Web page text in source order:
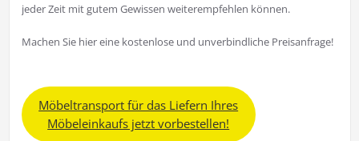
jeder Zeit mit gutem Gewissen weiterempfehlen können.
Machen Sie hier eine kostenlose und unverbindliche Preisanfrage!
Möbeltransport für das Liefern Ihres
Möbeleinkaufs jetzt vorbestellen!